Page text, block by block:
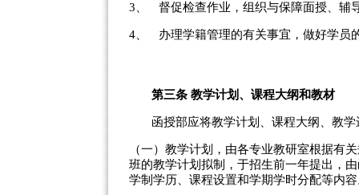
3、 督促检查作业，组织与保障面授、辅
4、 办理学籍管理的有关事宜，做好学员
第三条 教学计划、课程大纲和教材
函授部应将教学计划、课程大纲、教
（一）教学计划，由各专业教研室根据有
班的教学计划拟制，于招生前一年提出，
学制学历、课程设置和学期学时分配等内